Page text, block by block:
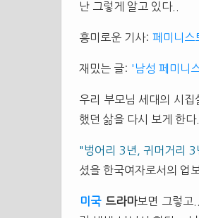
난 그렇게 알고 있다..
흥미로운 기사: 페미니스
재밌는 글: '남성 페미니
우리 부모님 세대의 시
했던 삶을 다시 보게 한다..
"벙어리 3년, 귀머거리 3
셨을 한국여자로서의 업
미국 드라마보면 그렇고